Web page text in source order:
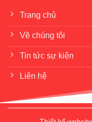
Trang chủ
Về chúng tôi
Tin tức sự kiện
Liên hệ